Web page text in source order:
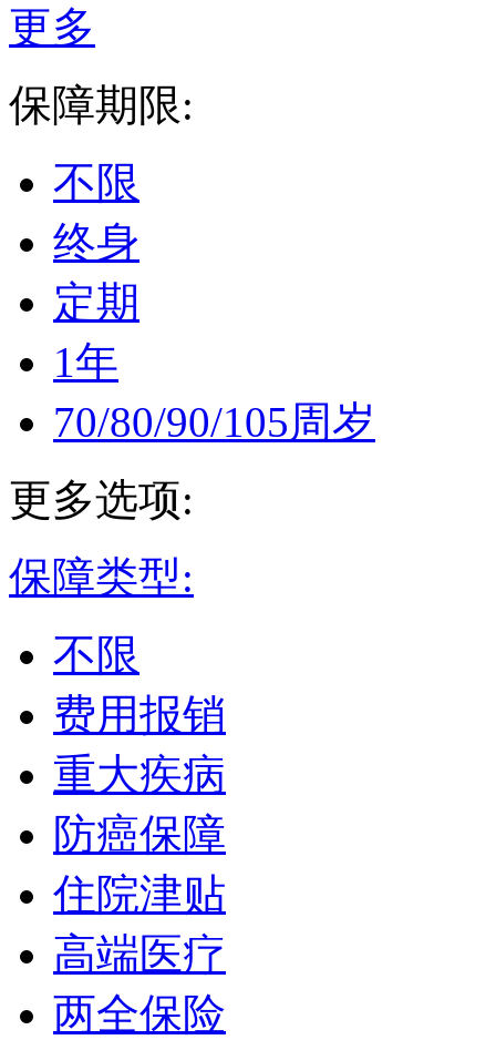
更多
保障期限:
不限
终身
定期
1年
70/80/90/105周岁
更多选项:
保障类型:
不限
费用报销
重大疾病
防癌保障
住院津贴
高端医疗
两全保险